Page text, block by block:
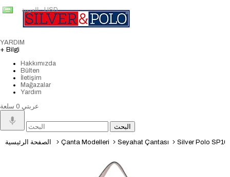
YARDIM
+ Bilgi
Hakkımızda
Bülten
İletişim
Mağazalar
Yardım
العربية - USD
عربتي 0 سلعة
Çanta Modelleri Seyahat Çantası Silver Polo SP1064